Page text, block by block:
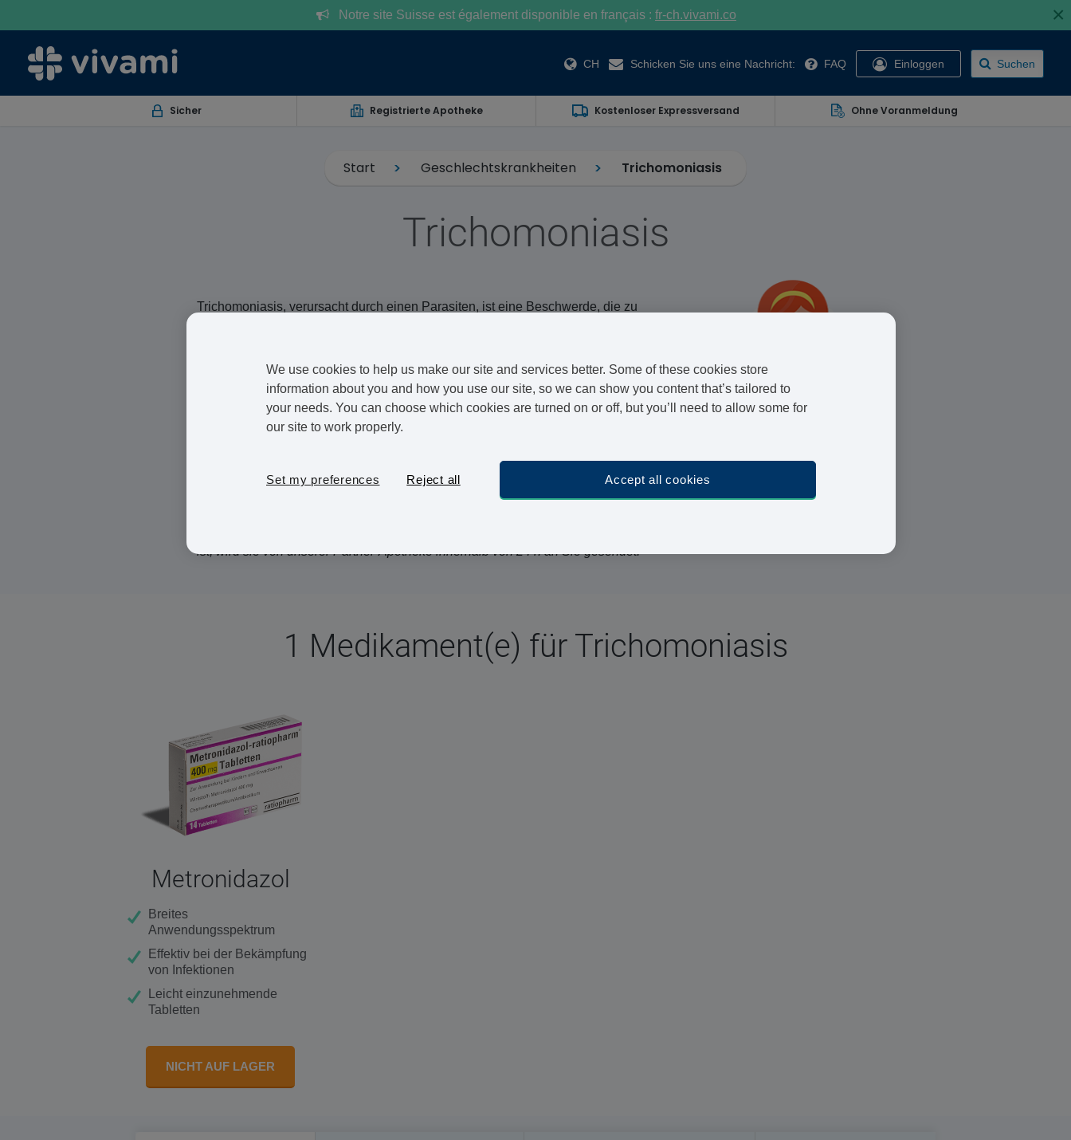
Notre site Suisse est également disponible en français : fr-ch.vivami.co ×
CH Schicken Sie uns eine Nachricht: FAQ Einloggen Suchen
Sicher Registrierte Apotheke Kostenloser Expressversand Ohne Voranmeldung
Start Geschlechtskrankheiten Trichomoniasis
Trichomoniasis
Trichomoniasis, verursacht durch einen Parasiten, ist eine Beschwerde, die zu
Sie betrifft jährlich ~ 120 Mill. Menschen weltweit
Bis zur Hälfte der Infizierten zeigen keine Symptome
ist, wird sie von unserer Partner-Apotheke innerhalb von 24 h an Sie gesendet.
1 Medikament(e) für Trichomoniasis
Metronidazol
Breites
Anwendungsspektrum
Effektiv bei der Bekämpfung
von Infektionen
Leicht einzunehmende
Tabletten
NICHT AUF LAGER
We use cookies to help us make our site and services better. Some of these cookies store
information about you and how you use our site, so we can show you content that’s tailored to
your needs. You can choose which cookies are turned on or off, but you’ll need to allow some for
our site to work properly.
Set my preferences Reject all Accept all cookies